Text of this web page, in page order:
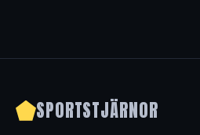
SPORTSTJÄRNOR